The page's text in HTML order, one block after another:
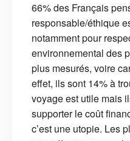
66% des Français
responsable/éthique
notamment pour
environnemental des
plus mesurés, voire
effet, ils sont 14% à
voyage est utile mais
supporter le coût
c’est une utopie. Les